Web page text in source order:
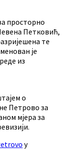
просторно
Петковић,
те
је
из
о
Петрово за
мјера за
у